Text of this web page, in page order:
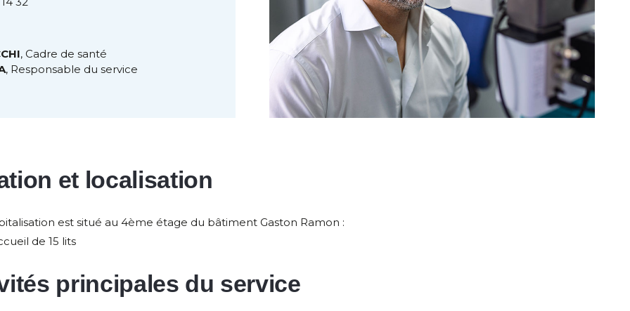
, Cadre de santé
, Responsable du service
et localisation
est situé au 4ème étage du bâtiment Gaston Ramon :
de 15 lits
principales du service